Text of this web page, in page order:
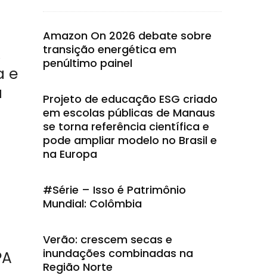
e
Amazon On 2026 debate sobre
transição energética em
penúltimo painel
Projeto de educação ESG criado
em escolas públicas de Manaus
se torna referência científica e
pode ampliar modelo no Brasil e
na Europa
#Série – Isso é Patrimônio
Mundial: Colômbia
Verão: crescem secas e
inundações combinadas na
Região Norte